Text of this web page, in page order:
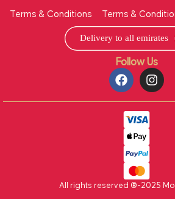
Follow Us
Terms & Conditions Terms &
All rights reserved ®-2025